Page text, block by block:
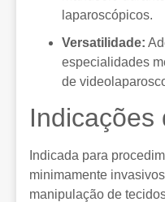
laparoscópicos.
Versatilidade:
especialidades
de
Indicações
Indicada para
minimamente
manipulação de